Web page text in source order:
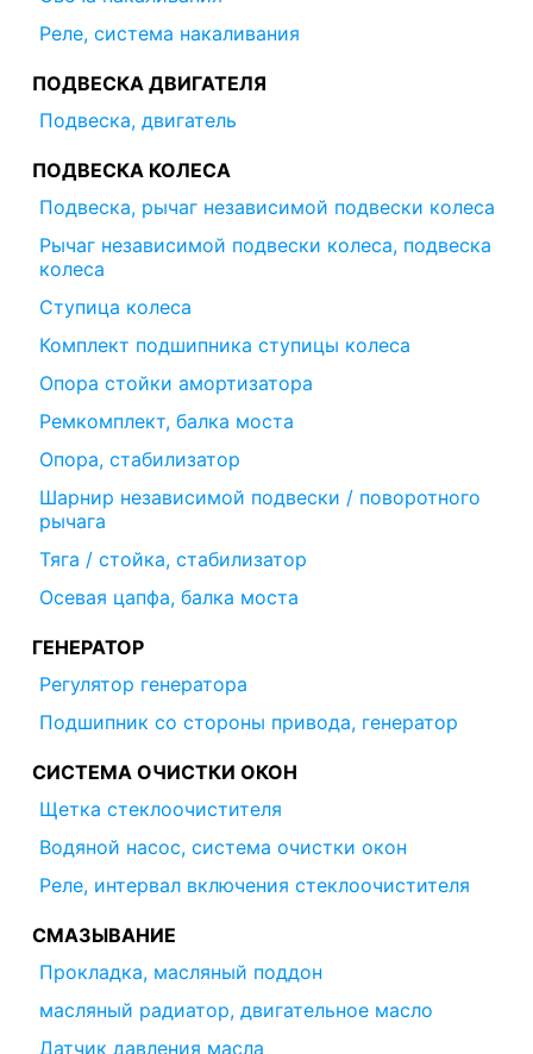
Реле, система накаливания
ПОДВЕСКА ДВИГАТЕЛЯ
Подвеска, двигатель
ПОДВЕСКА КОЛЕСА
Подвеска, рычаг независимой подвески колеса
Рычаг независимой подвески колеса, подвеска
колеса
Ступица колеса
Комплект подшипника ступицы колеса
Опора стойки амортизатора
Ремкомплект, балка моста
Опора, стабилизатор
Шарнир независимой подвески / поворотного
рычага
Тяга / стойка, стабилизатор
Осевая цапфа, балка моста
ГЕНЕРАТОР
Регулятор генератора
Подшипник со стороны привода, генератор
СИСТЕМА ОЧИСТКИ ОКОН
Щетка стеклоочистителя
Водяной насос, система очистки окон
Реле, интервал включения стеклоочистителя
СМАЗЫВАНИЕ
Прокладка, масляный поддон
масляный радиатор, двигательное масло
Датчик давления масла